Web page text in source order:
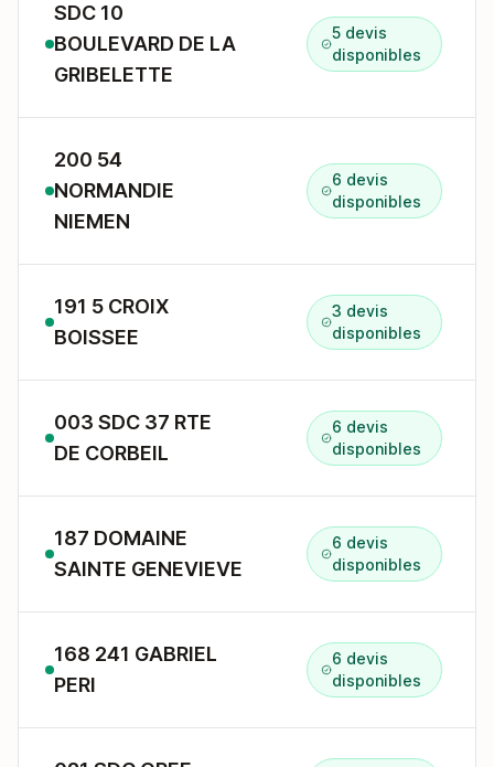
SDC 10
BOULEVARD DE LA
GRIBELETTE
5 devis
disponibles
200 54
NORMANDIE
NIEMEN
6 devis
disponibles
191 5 CROIX
BOISSEE
3 devis
disponibles
003 SDC 37 RTE
DE CORBEIL
6 devis
disponibles
187 DOMAINE
SAINTE GENEVIEVE
6 devis
disponibles
168 241 GABRIEL
PERI
6 devis
disponibles